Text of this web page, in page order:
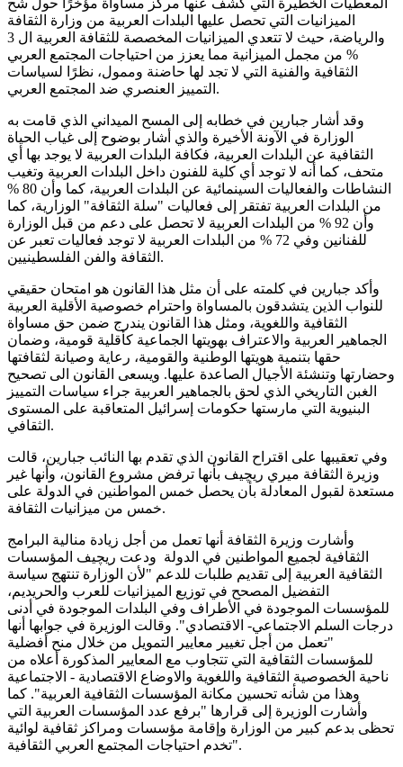
الميزانيات التي تحصل عليها البلدات العربية من وزارة الثقافة
والرياضة، حيث لا تتعدي الميزانيات المخصصة للثقافة العربية ال 3
% من مجمل الميزانية مما يعزز من احتياجات المجتمع العربي
الثقافية والفنية التي لا تجد لها حاضنة وممول، نظرًا لسياسات
التمييز العنصري ضد المجتمع العربي.
وقد أشار جبارين في خطابه إلى المسح الميداني الذي قامت به
الوزارة في الآونة الأخيرة والذي أشار بوضوح إلى غياب الحياة
الثقافية عن البلدات العربية، فكافة البلدات العربية لا يوجد بها أي
متحف، كما أنه لا توجد أي كلية للفنون داخل البلدات العربية وتغيب
النشاطات والفعاليات السينمائية عن البلدات العربية، كما وأن 80 %
من البلدات العربية تفتقر إلى فعاليات "سلة الثقافة" الوزارية، كما
وأن 92 % من البلدات العربية لا تحصل على دعم من قبل الوزارة
للفنانين وفي 72 % من البلدات العربية لا توجد فعاليات تعبر عن
الثقافة والفن الفلسطينيين.
وأكد جبارين في كلمته على أن مثل هذا القانون هو امتحان حقيقي
للنواب الذين يتشدقون بالمساواة واحترام خصوصية الأقلية العربية
الثقافية واللغوية، ومثل هذا القانون يندرج ضمن حق مساواة
الجماهير العربية والاعتراف بهويتها الجماعية كأقلية قومية، وضمان
حقها بتنمية هويتها الوطنية والقومية، رعاية وصيانة لثقافتها
وحضارتها وتنشئة الأجيال الصاعدة عليها. ويسعى القانون الى تصحيح
الغبن التاريخي الذي لحق بالجماهير العربية جراء سياسات التمييز
البنيوية التي مارستها حكومات إسرائيل المتعاقبة على المستوى
الثقافي.
وفي تعقيبها على اقتراح القانون الذي تقدم بها النائب جبارين، قالت
وزيرة الثقافة ميري ريچيف بأنها ترفض مشروع القانون، وأنها غير
مستعدة لقبول المعادلة بأن يحصل خمس المواطنين في الدولة على
خمس من ميزانيات الثقافة.
وأشارت وزيرة الثقافة أنها تعمل من أجل زيادة منالية البرامج
الثقافية لجميع المواطنين في الدولة ودعت ريچيف المؤسسات
الثقافية العربية إلى تقديم طلبات للدعم "لأن الوزارة تنتهج سياسة
التفضيل المصحح في توزيع الميزانيات للعرب والحريديم،
للمؤسسات الموجودة في الأطراف وفي البلدات الموجودة في أدنى
درجات السلم الاجتماعي- الاقتصادي". وقالت الوزيرة في جوابها أنها
"تعمل من أجل تغيير معايير التمويل من خلال منح أفضلية
للمؤسسات الثقافية التي تتجاوب مع المعايير المذكورة أعلاه من
ناحية الخصوصية الثقافية واللغوية والاوضاع الاقتصادية - الاجتماعية
وهذا من شأنه تحسين مكانة المؤسسات الثقافية العربية". كما
وأشارت الوزيرة إلى قرارها "برفع عدد المؤسسات العربية التي
تحظى بدعم كبير من الوزارة وإقامة مؤسسات ومراكز ثقافية لوائية
تخدم احتياجات المجتمع العربي الثقافية".